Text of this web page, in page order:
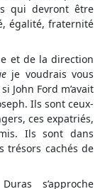
qui devront être
égalité, fraternité
et de la direction
je voudrais vous
John Ford m’avait
Ils sont ceux-
ces expatriés,
Ils sont dans
trésors cachés de
s’approche